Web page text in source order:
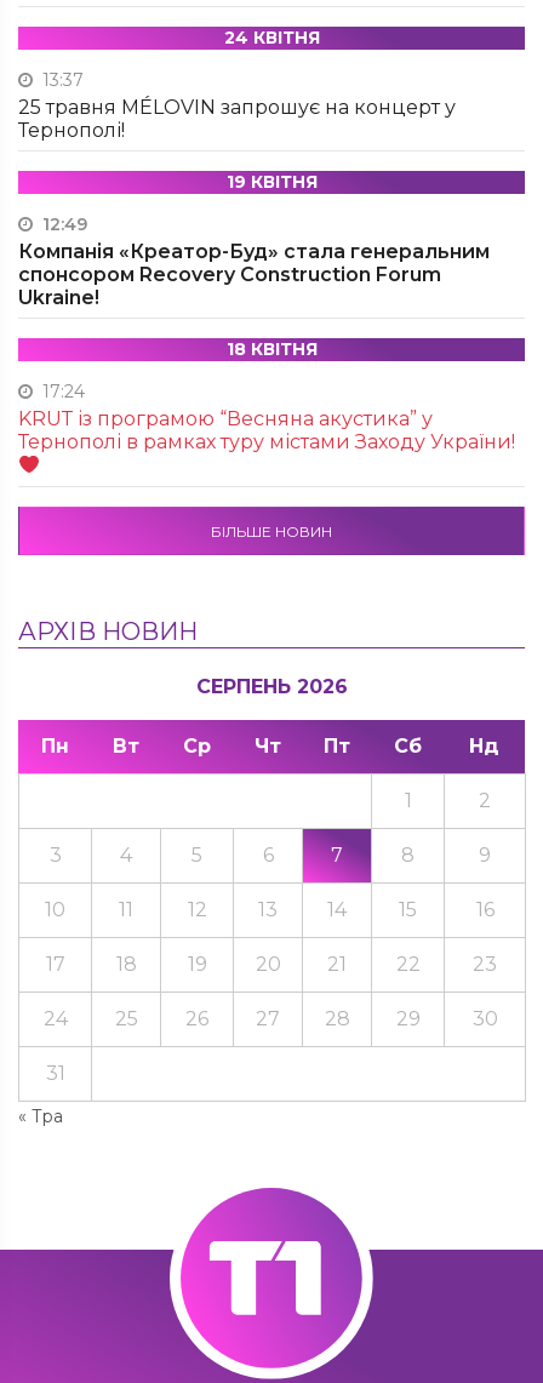
24 КВІТНЯ
13:37
25 травня MÉLOVIN запрошує на концерт у
Тернополі!
19 КВІТНЯ
12:49
Компанія «Креатор-Буд» стала генеральним
спонсором Recovery Construction Forum
Ukraine!
18 КВІТНЯ
17:24
KRUТ із програмою “Весняна акустика” у
Тернополі в рамках туру містами Заходу України!
БІЛЬШЕ НОВИН
АРХІВ НОВИН
СЕРПЕНЬ 2026
Пн Вт Ср Чт Пт Сб Нд
« Тра
1 2
3 4 5 6 7 8 9
10 11 12 13 14 15 16
17 18 19 20 21 22 23
24 25 26 27 28 29 30
31